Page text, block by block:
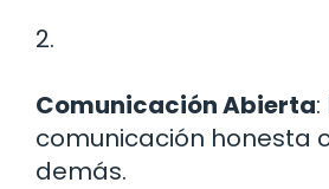
2.
Comunicación Abierta
comunicación honesta
demás.